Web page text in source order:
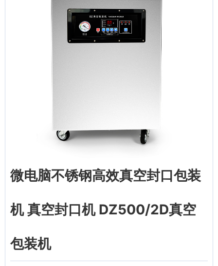
微电脑不锈钢高效真空封口包装
机 真空封口机 DZ500/2D真空
包装机